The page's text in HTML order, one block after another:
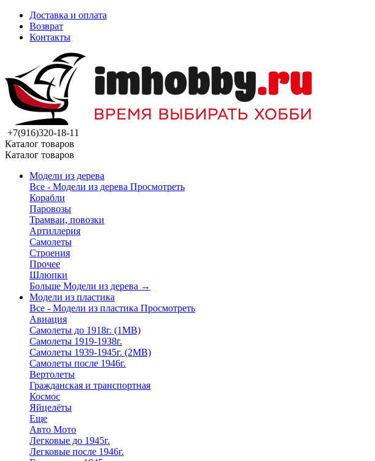
Доставка и оплата
Возврат
Контакты
+7(916)320-18-11
Каталог товаров
Каталог товаров
Модели из дерева
Все - Модели из дерева Просмотреть
Корабли
Паровозы
Трамваи, повозки
Артиллерия
Самолеты
Строения
Прочее
Шлюпки
Больше Модели из дерева →
Модели из пластика
Все - Модели из пластика Просмотреть
Авиация
Самолеты до 1918г. (1МВ)
Самолеты 1919-1938г.
Самолеты 1939-1945г. (2МВ)
Самолеты после 1946г.
Вертолеты
Гражданская и транспортная
Космос
Яйцелёты
Еще
Авто Мото
Легковые до 1945г.
Легковые после 1946г.